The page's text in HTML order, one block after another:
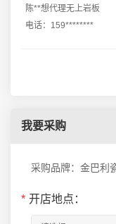
陈**想代理无上岩板
电话：159********
我要采购
采购品牌：金巴利
* 开店地点：